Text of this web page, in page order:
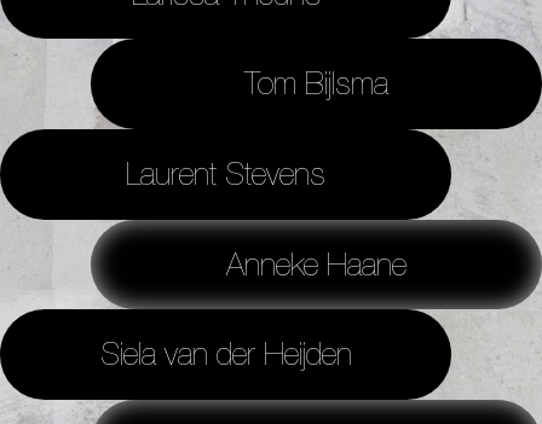
Tom Bijlsma
Laurent Stevens
Anneke Haane
Siela van der Heijden